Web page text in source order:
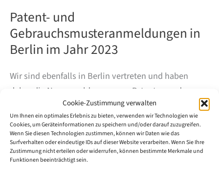
Cookie-Zustimmung verwalten
Um Ihnen ein optimales Erlebnis zu bieten, verwenden wir Technologien wie
Cookies, um Geräteinformationen zu speichern und/oder darauf zuzugreifen.
Wenn Sie diesen Technologien zustimmen, können wir Daten wie das
Surfverhalten oder eindeutige IDs auf dieser Website verarbeiten. Wenn Sie Ihre
Zustimmung nicht erteilen oder widerrufen, können bestimmte Merkmale und
Funktionen beeinträchtigt sein.
Patent- und
Gebrauchsmusteranmeldungen in
Berlin im Jahr 2023
Wir sind ebenfalls in Berlin vertreten und haben
daher die Neuanmeldungen von Patenten und
Gebrauchsmustern in Berlin für das Jahr 2023
genauer untersucht. Dabei wurden sowohl
Unternehmen als auch Privatpersonen
berücksichtigt, um ein umfassendes Bild der Berliner
Innovationsaktivität zu erhalten.